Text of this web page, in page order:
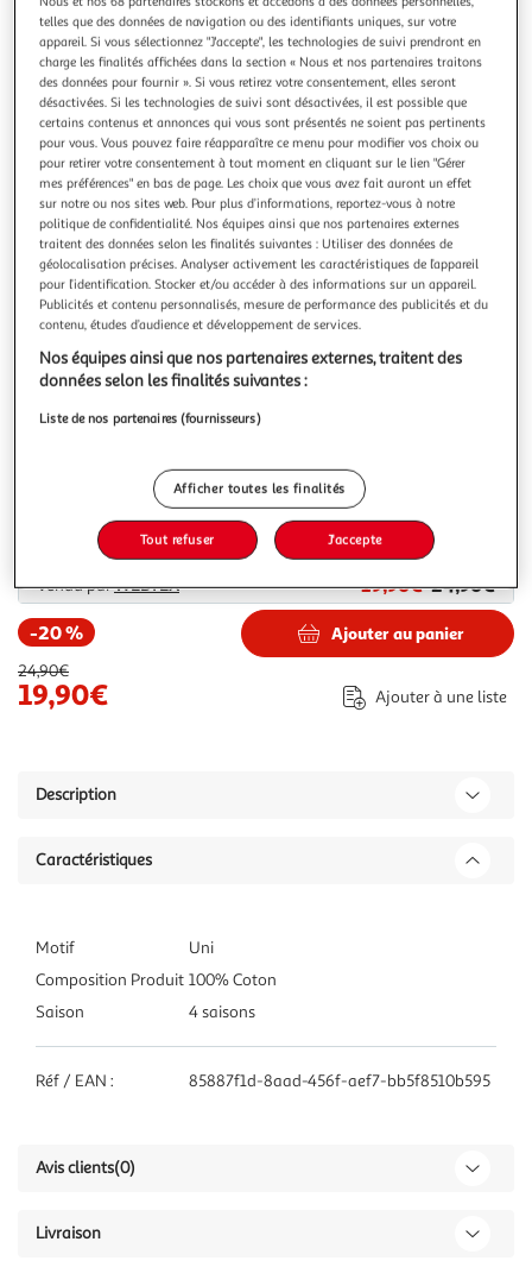
précédente
suivante
PIERRE CARDIN
Lot de 2 t-shirts homme en col v avec broderie sur la
poitrine
Optez pour le lot de 2 tee shirts homme Signature en noir,
un choix incontournable pour un look chic et décontracté.
Fabriqués en 100% coton, ces vêtements garantissent une
douceur incomparable sur la peau. Leur coupe regular fit,
associée à des manches courtes et un col V, en fait des
pièces polyva
En savoir +
Vendu parWEBTEX
Couleur
Blanc
Taille
XL
Livraison dès 4/5 jours
4,90€
Plus d'options
Vendu parWEBTEX 19,90€ 24,90€
-20 %
24,90€
19,90€
Ajouter au panier
Ajouter à une liste
Description
Caractéristiques
Motif
Uni
Composition Produit 100% Coton
Saison
4 saisons
Réf / EAN : 85887f1d-8aad-456f-aef7-bb5f8510b595
Avis clients(0)
Livraison
telles que des données de navigation ou des identifiants uniques, sur votre
appareil. Si vous sélectionnez "J'accepte", les technologies de suivi prendront en
charge les finalités affichées dans la section « Nous et nos partenaires traitons
des données pour fournir ». Si vous retirez votre consentement, elles seront
désactivées. Si les technologies de suivi sont désactivées, il est possible que
certains contenus et annonces qui vous sont présentés ne soient pas pertinents
pour vous. Vous pouvez faire réapparaître ce menu pour modifier vos choix ou
pour retirer votre consentement à tout moment en cliquant sur le lien "Gérer
mes préférences" en bas de page. Les choix que vous avez fait auront un effet
sur notre ou nos sites web. Pour plus d’informations, reportez-vous à notre
politique de confidentialité. Nos équipes ainsi que nos partenaires externes
traitent des données selon les finalités suivantes : Utiliser des données de
géolocalisation précises. Analyser activement les caractéristiques de l’appareil
pour l’identification. Stocker et/ou accéder à des informations sur un appareil.
Publicités et contenu personnalisés, mesure de performance des publicités et du
contenu, études d’audience et développement de services.
Nos équipes ainsi que nos partenaires externes, traitent des
données selon les finalités suivantes :
Liste de nos partenaires (fournisseurs)
Afficher toutes les finalités
Tout refuser J'accepte